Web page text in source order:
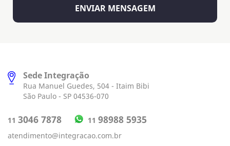
Sede Integração
Rua Manuel Guedes, 504 - Itaim Bibi
São Paulo - SP 04536-070
11 3046 7878 11 98988 5935
atendimento@integracao.com.br